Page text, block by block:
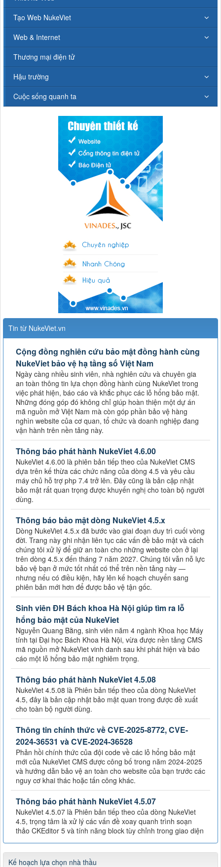
Tạo Web NukeViet
Web & Internet
Thương mại điện tử
Hậu trường
Cuộc sống quanh ta
Tin từ NukeViet.vn
Cộng đồng nghiên cứu bảo mật đồng hành cùng
NukeViet bảo vệ hạ tầng số Việt Nam
Ngày càng nhiều sinh viên, nhà nghiên cứu và chuyên gia
an toàn thông tin lựa chọn đồng hành cùng NukeViet trong
việc phát hiện, báo cáo và khắc phục các lỗ hổng bảo mật.
Những đóng góp đó không chỉ giúp hoàn thiện một dự án
mã nguồn mở Việt Nam mà còn góp phần bảo vệ hàng
nghìn website của cơ quan, tổ chức và doanh nghiệp đang
vận hành trên nền tảng này.
Thông báo phát hành NukeViet 4.6.00
NukeViet 4.6.00 là phiên bản tiếp theo của NukeViet CMS
dựa trên kế thừa các chức năng của dòng 4.5 và yêu cầu
máy chủ hỗ trợ php 7.4 trở lên. Đây cũng là bản cập nhật
bảo mật rất quan trọng được khuyến nghị cho toàn bộ người
dùng.
Thông báo bảo mật dòng NukeViet 4.5.x
Dòng NukeViet 4.5.x đã bước vào giai đoạn duy trì cuối vòng
đời. Trang này ghi nhận liên tục các vấn đề bảo mật và cách
chúng tôi xử lý để giữ an toàn cho những website còn ở lại
trên dòng 4.5.x đến tháng 7 năm 2027. Chúng tôi vẫn nỗ lực
bảo vệ bạn ở mức tốt nhất có thể trên nền tảng này —
nhưng nếu có điều kiện, hãy lên kế hoạch chuyển sang
phiên bản mới hơn để được bảo vệ tận gốc.
Sinh viên ĐH Bách khoa Hà Nội giúp tìm ra lỗ
hổng bảo mật của NukeViet
Nguyễn Quang Bằng, sinh viên năm 4 ngành Khoa học Máy
tính tại Đại học Bách Khoa Hà Nội, vừa được nền tảng CMS
mã nguồn mở NukeViet vinh danh sau khi phát hiện và báo
cáo một lỗ hổng bảo mật nghiêm trọng.
Thông báo phát hành NukeViet 4.5.08
NukeViet 4.5.08 là Phiên bản tiếp theo của dòng NukeViet
4.5, đây là bản cập nhật bảo mật quan trong được đề xuất
cho toàn bộ người dùng.
Thông tin chính thức về CVE-2025-8772, CVE-
2024-36531 và CVE-2024-36528
Phản hồi chính thức của đội code về các lỗ hổng bảo mật
mới của NukeViet CMS được công bố trong năm 2024-2025
và hướng dẫn bảo vệ an toàn cho website của bạn trước các
nguy cơ khai thác hoặc tấn công khác.
Thông báo phát hành NukeViet 4.5.07
NukeViet 4.5.07 là Phiên bản tiếp theo của dòng NukeViet
4.5, trọng tâm là xử lý các vấn đề xoay quanh trình soạn
thảo CKEditor 5 và tính năng block tùy chỉnh trong giao diện
Kế hoạch lựa chọn nhà thầu